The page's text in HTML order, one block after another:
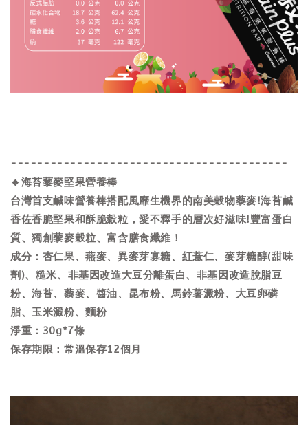
------------------------------------------
🔸海苔藜麥堅果營養棒
台灣首支鹹味營養棒搭配風靡生機界的南美穀物藜麥!海苔鹹
香佐香脆堅果和酥脆穀粒，愛不釋手的層次好滋味!豐富蛋白
質、獨創藜麥穀粒、富含膳食纖維！
成分：杏仁果、燕麥、異麥芽寡糖、紅薏仁、麥芽糖醇(甜味
劑)、糙米、非基因改造大豆分離蛋白、非基因改造脫脂豆
粉、海苔、藜麥、醬油、昆布粉、馬鈴薯澱粉、大豆卵磷
脂、玉米澱粉、麵粉
淨重：30g*7條
保存期限：常溫保存12個月